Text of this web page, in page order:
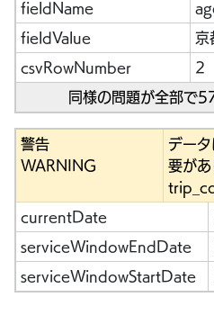
fieldName
fieldValue 京
csvRowNumber 2
同様の問題が全部で
警告
WARNING
デー
要があ
currentDate
serviceWindowEndDate
serviceWindowStartDate